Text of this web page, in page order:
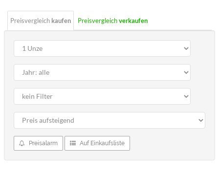
Preisvergleich kaufen Preisvergleichverkaufen
Preisalarm Auf Einkaufsliste